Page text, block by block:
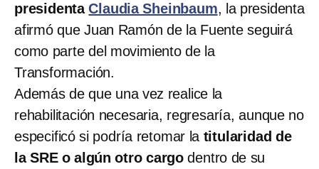
presidentaClaudia Sheinbaum, la presidenta
afirmó que Juan Ramón de la Fuente seguirá
como parte del movimiento de la
Transformación.
Además de que una vez realice la
rehabilitación necesaria, regresaría, aunque no
especificó si podría retomar la titularidad de
la SRE o algún otro cargo dentro de su